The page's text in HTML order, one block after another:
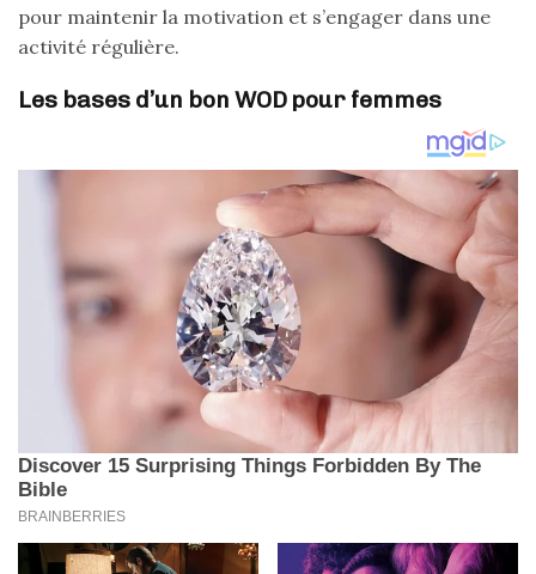
pour maintenir la motivation et s’engager dans une
activité régulière.
Les bases d’un bon WOD pour femmes